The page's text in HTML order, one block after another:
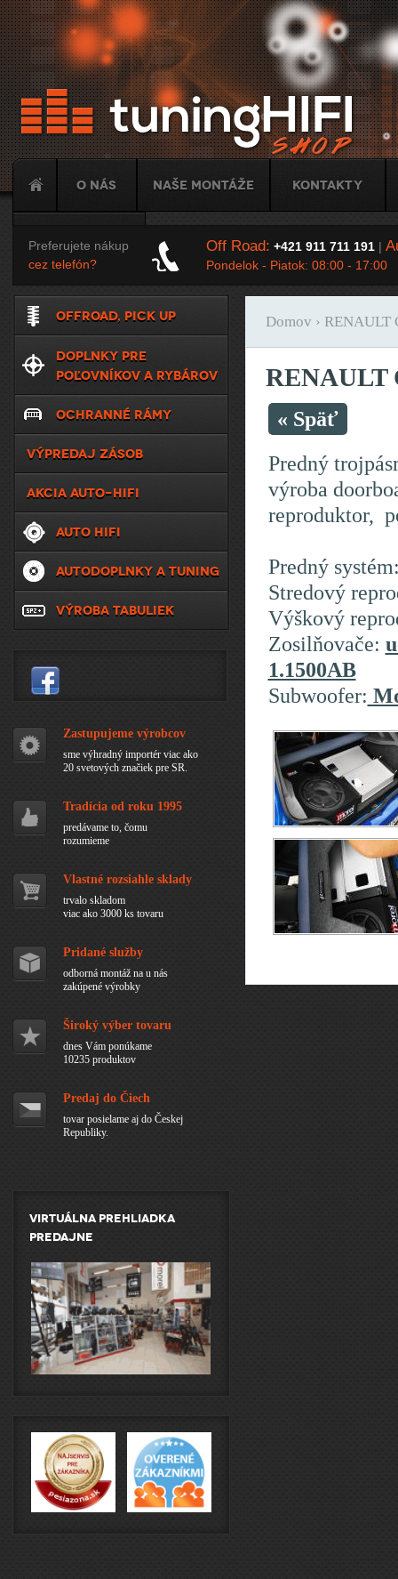
O nás Naše montáže Kontakty
Tuning
Preferujete nákup
cez telefón?
Off Road: +421 911 711 191|
Pondelok - Piatok: 08:00 - 17:00
Nachádzate sa
Domov › RENAULT
RENAULT
« Späť
Predný
výroba
reproduktor,
Predný
Stredový
Výškový
Zosilňovače:
1.1500AB
Subwoofer:
OFFROAD, PICK UP
DOPLNKY PRE
POĽOVNÍKOV A RYBÁROV
OCHRANNÉ RÁMY
VÝPREDAJ ZÁSOB
AKCIA AUTO-HIFI
AUTO HIFI
AUTODOPLNKY A TUNING
VÝROBA TABULIEK
Zastupujeme výrobcov
sme výhradný importér viac ako
20 svetových značiek pre SR.
Tradícia od roku 1995
predávame to, čomu
rozumieme
Vlastné rozsiahle sklady
trvalo skladom
viac ako 3000 ks tovaru
Pridané služby
odborná montáž na u nás
zakúpené výrobky
Široký výber tovaru
dnes Vám ponúkame
10235 produktov
Predaj do Čiech
tovar posielame aj do Českej
Republiky.
Virtuálna prehliadka
predajne